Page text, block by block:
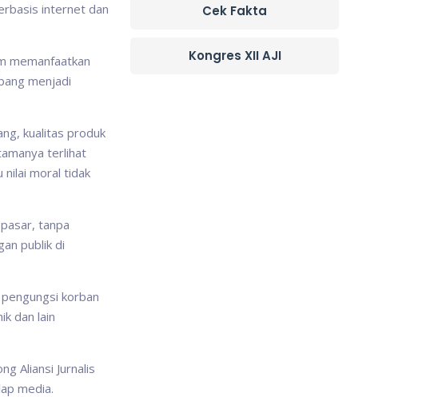
internet dan
memanfaatkan
menjadi
kualitas produk
terlihat
nilai moral tidak
tanpa
publik di
korban
dan lain
Aliansi Jurnalis
media.
Cek Fakta
Kongres XII AJI